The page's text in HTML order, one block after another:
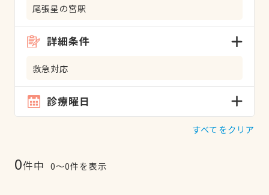
尾張星の宮駅
詳細条件
救急対応
診療曜日
すべてをクリア
0件中 0〜0件を表示